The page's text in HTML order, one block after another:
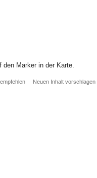
Marker in der Karte.
Neuen Inhalt vorschlagen